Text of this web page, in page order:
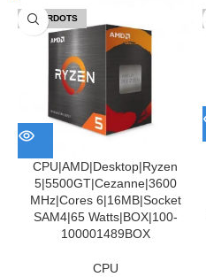
IZPĀRDOTS
CPU|AMD|Desktop|Ryzen
5|5500GT|Cezanne|3600
MHz|Cores 6|16MB|Socket
SAM4|65 Watts|BOX|100-
100001489BOX
CPU